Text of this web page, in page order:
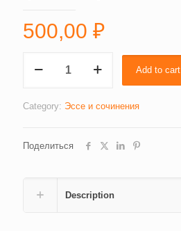
500,00 ₽
мышление
ключевой
успеха
Add to cart
Category: Эссе и сочинения
Поделиться
Description